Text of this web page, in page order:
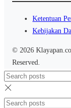
Ketentuan
Kebijakan
© 2026
Reserved.